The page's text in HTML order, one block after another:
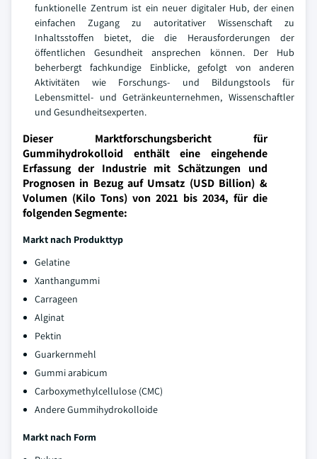
funktionelle Zentrum ist ein neuer digitaler Hub, der einen
einfachen Zugang zu autoritativer Wissenschaft zu
Inhaltsstoffen bietet, die die Herausforderungen der
öffentlichen Gesundheit ansprechen können. Der Hub
beherbergt fachkundige Einblicke, gefolgt von anderen
Aktivitäten wie Forschungs- und Bildungstools für
Lebensmittel- und Getränkeunternehmen, Wissenschaftler
und Gesundheitsexperten.
Dieser Marktforschungsbericht für
Gummihydrokolloid enthält eine eingehende
Erfassung der Industrie mit Schätzungen und
Prognosen in Bezug auf Umsatz (USD Billion) &
Volumen (Kilo Tons) von 2021 bis 2034, für die
folgenden Segmente:
Markt nach Produkttyp
Gelatine
Xanthangummi
Carrageen
Alginat
Pektin
Guarkernmehl
Gummi arabicum
Carboxymethylcellulose (CMC)
Andere Gummihydrokolloide
Markt nach Form